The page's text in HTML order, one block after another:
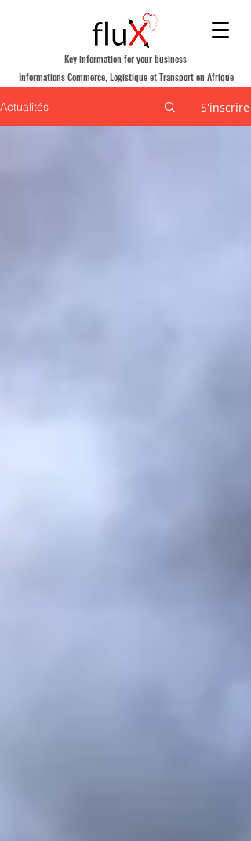
Informations Commerce, Logistique et Transport en Afrique
Key information for your business
Actualités S'inscrire